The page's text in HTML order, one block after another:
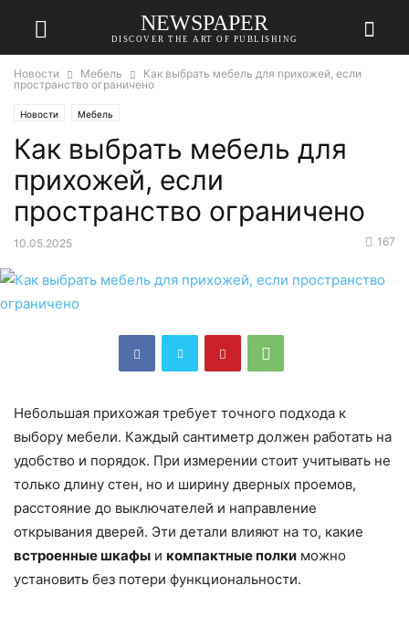
NEWSPAPER
DISCOVER THE ART OF PUBLISHING
Новости Мебель
Как выбрать мебель для прихожей, если
пространство ограничено
Новости Мебель
Как выбрать мебель для
прихожей, если
пространство ограничено
10.05.2025 167
Небольшая прихожая требует точного подхода к
выбору мебели. Каждый сантиметр должен работать на
удобство и порядок. При измерении стоит учитывать не
только длину стен, но и ширину дверных проемов,
расстояние до выключателей и направление
открывания дверей. Эти детали влияют на то, какие
встроенные шкафы и компактные полки можно
установить без потери функциональности.